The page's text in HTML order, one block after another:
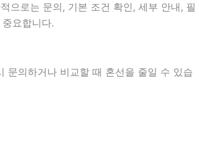
으로는 문의, 기본 조건 확인, 세부 안내, 필
요합니다.
문의하거나 비교할 때 혼선을 줄일 수 있습